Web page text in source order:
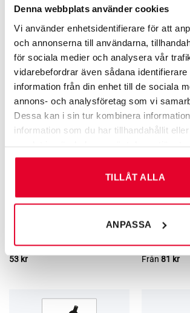
Denna webbplats använder cookies
Vi använder enhetsidentifierare för att
och annonserna till användarna,
för sociala medier och analysera vår
vidarebefordrar även sådana identifierare
information från din enhet till de sociala
annons- och analysföretag som vi
Dessa kan i sin tur kombinera
information som du har tillhandahållit
TILLÅT ALLA
ANPASSA
KÄLL­SORTERING
Skyltfabriken Design Batterier
Från81kr
KÄLL­SORTERING
Från 81kr
Matavfall
53 kr
KÄLL­SORTERING
Från 81 kr